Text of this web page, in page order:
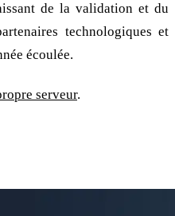
de la validation et du
technologiques et
écoulée.
serveur.